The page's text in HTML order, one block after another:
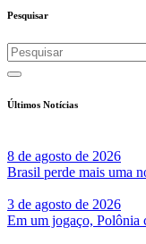
Pesquisar
Últimos Notícias
8 de agosto de 2026
Brasil perde mais uma
3 de agosto de 2026
Em um jogaço, Polônia